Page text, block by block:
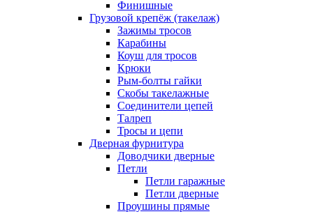
Финишные
Грузовой крепёж (такелаж)
Зажимы тросов
Карабины
Коуш для тросов
Крюки
Рым-болты гайки
Скобы такелажные
Соединители цепей
Талреп
Тросы и цепи
Дверная фурнитура
Доводчики дверные
Петли
Петли гаражные
Петли дверные
Проушины прямые